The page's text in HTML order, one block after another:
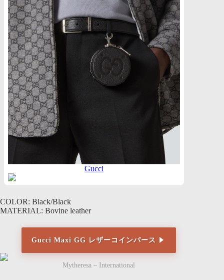
Gucci
COLOR: Black/Black
MATERIAL: Bovine leather
Gucci Maxi GG レザーコインパース
Mytheresa – International